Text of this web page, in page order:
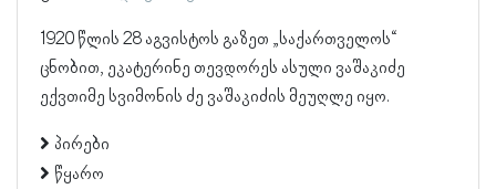
1920 წლის 28 აგვისტოს გაზეთ „საქართველოს“
ცნობით, ეკატერინე თევდორეს ასული ვაშაკიძე
ექვთიმე სვიმონის ძე ვაშაკიძის მეუღლე იყო.
პირები
წყარო